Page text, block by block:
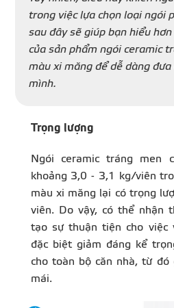
trong việc lựa chọn loại ngói
sau đây sẽ giúp bạn hiểu
của sản phẩm ngói ceramic
màu xi măng để dễ dàng
mình.
Trọng lượng
Ngói ceramic tráng men
khoảng 3,0 - 3,1 kg/viên
màu xi măng lại có trọng
viên. Do vậy, có thể nhận
tạo sự thuận tiện cho việc
đặc biệt giảm đáng kể
cho toàn bộ căn nhà, từ đó
mái.